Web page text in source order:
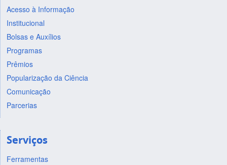
Acesso à Informação
Institucional
Bolsas e Auxílios
Programas
Prêmios
Popularização da Ciência
Comunicação
Parcerias
Serviços
Ferramentas